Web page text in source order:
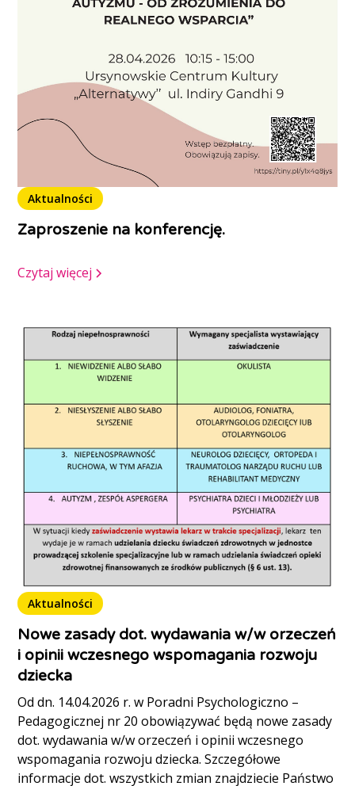
Aktualności
Zaproszenie na konferencję.
Czytaj więcej
Aktualności
Nowe zasady dot. wydawania w/w orzeczeń
i opinii wczesnego wspomagania rozwoju
dziecka
Od dn. 14.04.2026 r. w Poradni Psychologiczno –
Pedagogicznej nr 20 obowiązywać będą nowe zasady
dot. wydawania w/w orzeczeń i opinii wczesnego
wspomagania rozwoju dziecka. Szczegółowe
informacje dot. wszystkich zmian znajdziecie Państwo